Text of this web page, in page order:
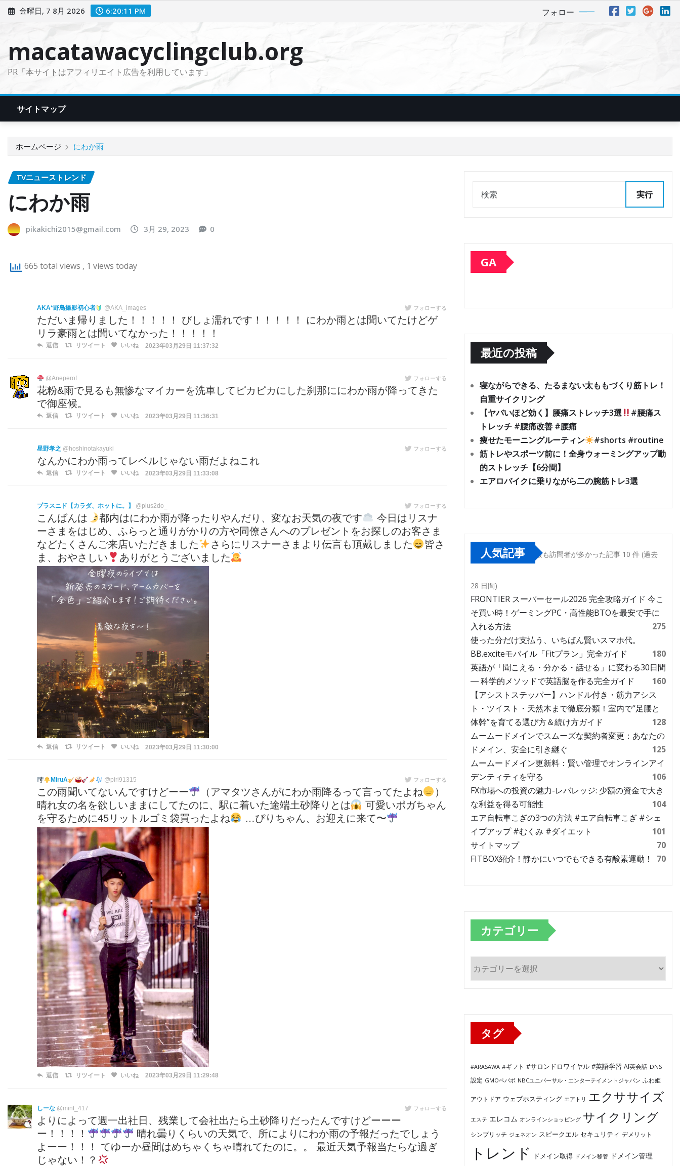
ン
金曜日, 7 8月 2026 6:20:13 PM フォロー
macatawacyclingclub.org
PR「本サイトはアフィリエイト広告を利用しています」
サイトマップ
ホームページ にわか雨
TVニューストレンド
にわか雨
pikakichi2015@gmail.com 3月 29, 2023 0
665 total views , 1 views today
AKA*野鳥撮影初心者 @AKA_images フォローする
ただいま帰りました！！！！！ びしょ濡れです！！！！！ にわか雨とは聞いてたけどゲ
リラ豪雨とは聞いてなかった！！！！！
返信 リツイート いいね 2023年03月29日 11:37:32
@Aneperof フォローする
花粉&雨で見るも無惨なマイカーを洗車してピカピカにした刹那ににわか雨が降ってきた
で御座候。
返信 リツイート いいね 2023年03月29日 11:36:31
星野孝之 @hoshinotakayuki フォローする
なんかにわか雨ってレベルじゃない雨だよねこれ
返信 リツイート いいね 2023年03月29日 11:33:08
プラスニド【カラダ、ホットに。】 @plus2do_ フォローする
こんばんは 都内はにわか雨が降ったりやんだり、変なお天気の夜です
今日はリスナ
ーさまをはじめ、ふらっと通りがかりの方や同僚さんへのプレゼントをお探しのお客さま
などたくさんご来店いただきました
さらにリスナーさまより伝言も頂戴しました
皆さ
ま、おやさしい
ありがとうございました
返信 リツイート いいね 2023年03月29日 11:30:00
MiruA @piri91315 フォローする
この雨聞いてないんですけどーー （アマタツさんがにわか雨降るって言ってたよね
）
晴れ女の名を欲しいままにしてたのに、駅に着いた途端土砂降りとは
可愛いポガちゃん
を守るために45リットルゴミ袋買ったよね
…ぴりちゃん、お迎えに来て〜
返信 リツイート いいね 2023年03月29日 11:29:48
しーな @mint_417 フォローする
よりによって週一出社日、残業して会社出たら土砂降りだったんですけどーーー
ー！！！！
晴れ曇りくらいの天気で、所によりにわか雨の予報だったでしょう
よーー！！！ てゆーか昼間はめちゃくちゃ晴れてたのに。。 最近天気予報当たらな過ぎ
じゃない！？
実行
GA
最近の投稿
寝ながらできる、たるまない太ももづくり筋トレ！
自重サイクリング
【ヤバいほど効く】腰痛ストレッチ3選
#腰痛ス
トレッチ #腰痛改善 #腰痛
痩せたモーニングルーティン
#shorts #routine
筋トレやスポーツ前に！全身ウォーミングアップ動
的ストレッチ【6分間】
エアロバイクに乗りながら二の腕筋トレ3選
人気記事 最も訪問者が多かった記事 10 件 (過去
28 日間)
FRONTIER スーパーセール2026 完全攻略ガイド 今こ
そ買い時！ゲーミングPC・高性能BTOを最安で手に
入れる方法
275
使った分だけ支払う、いちばん賢いスマホ代。
BB.exciteモバイル「Fitプラン」完全ガイド
180
英語が「聞こえる・分かる・話せる」に変わる30日間
― 科学的メソッドで英語脳を作る完全ガイド
160
【アシストステッパー】ハンドル付き・筋力アシス
ト・ツイスト・天然木まで徹底分類！室内で“足腰と
体幹”を育てる選び方＆続け方ガイド
128
ムームードメインでスムーズな契約者変更：あなたの
ドメイン、安全に引き継ぐ
125
ムームードメイン更新料：賢い管理でオンラインアイ
デンティティを守る
106
FX市場への投資の魅力-レバレッジ: 少額の資金で大き
な利益を得る可能性
104
エア自転車こぎの3つの方法 #エア自転車こぎ #シェ
イプアップ #むくみ #ダイエット
101
サイトマップ
70
FITBOX紹介！静かにいつでもできる有酸素運動！
70
カテゴリー
テ
タグ
#ARASAWA #ギフト #サロンドロワイヤル #英語学習 AI英会話 DNS
設定 GMOペパボ NBCユニバーサル・エンターテイメントジャパン ふわ姫
アウトドア ウェブホスティング エアトリ エクササイズ
エステ エレコム オンラインショッピング サイクリング
シンプリッチ ジェネオン スピークエル セキュリティ デメリット
トレンド ドメイン取得 ドメイン移管 ドメイン管理